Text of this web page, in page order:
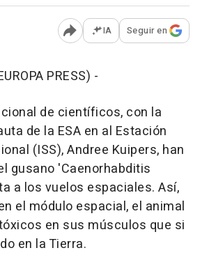
Abrir opciones para
IA Seguir en
PRESS) -
de científicos, con la
de la ESA en al Estación
(ISS), Andree Kuipers, han
gusano 'Caenorhabditis
a los vuelos espaciales. Así,
el módulo espacial, el animal
en sus músculos que si
en la Tierra.